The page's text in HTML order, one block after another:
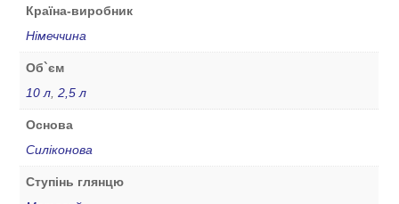
Країна-виробник
Німеччина
Об`єм
10 л ,2,5 л
Основа
Силіконова
Ступінь глянцю